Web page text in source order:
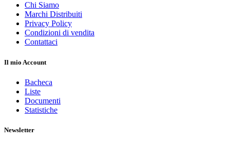
Chi Siamo
Marchi Distribuiti
Privacy Policy
Condizioni di vendita
Contattaci
Il mio Account
Bacheca
Liste
Documenti
Statistiche
Newsletter